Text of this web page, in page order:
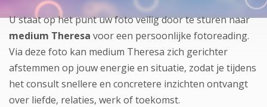
U staat op het punt uw foto veilig door te sturen naar
medium Theresa voor een persoonlijke fotoreading.
Via deze foto kan medium Theresa zich gerichter
afstemmen op jouw energie en situatie, zodat je tijdens
het consult snellere en concretere inzichten ontvangt
over liefde, relaties, werk of toekomst.